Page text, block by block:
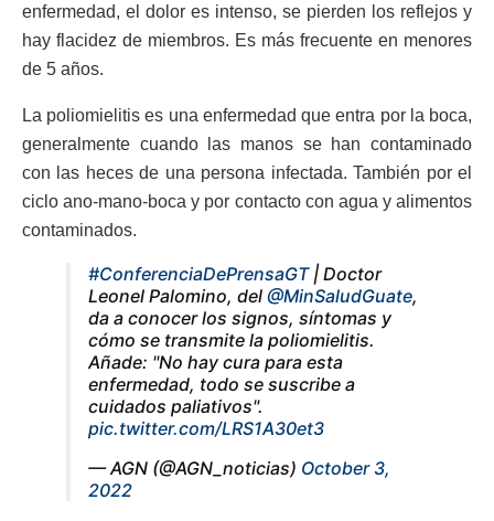
enfermedad, el dolor es intenso, se pierden los reflejos y
hay flacidez de miembros. Es más frecuente en menores
de 5 años.
La poliomielitis es una enfermedad que entra por la boca,
generalmente cuando las manos se han contaminado
con las heces de una persona infectada. También por el
ciclo ano-mano-boca y por contacto con agua y alimentos
contaminados.
#ConferenciaDePrensaGT| Doctor
Leonel Palomino, del @MinSaludGuate,
da a conocer los signos, síntomas y
cómo se transmite la poliomielitis.
Añade: "No hay cura para esta
enfermedad, todo se suscribe a
cuidados paliativos".
pic.twitter.com/LRS1A30et3
— AGN (@AGN_noticias) October 3,
2022